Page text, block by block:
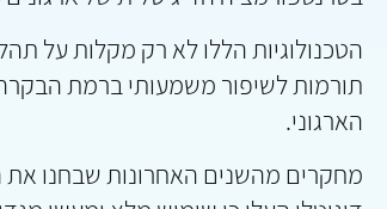
הטכנולוגיות הללו לא רק מקלות על
תורמות לשיפור משמעותי ברמת
הארגוני.
מחקרים מהשנים האחרונות שבחנו